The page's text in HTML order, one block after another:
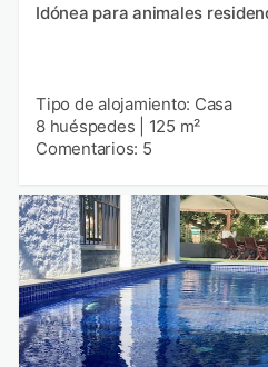
Idónea para animales
Tipo de alojamiento: Casa
8 huéspedes
125 m²
Comentarios: 5